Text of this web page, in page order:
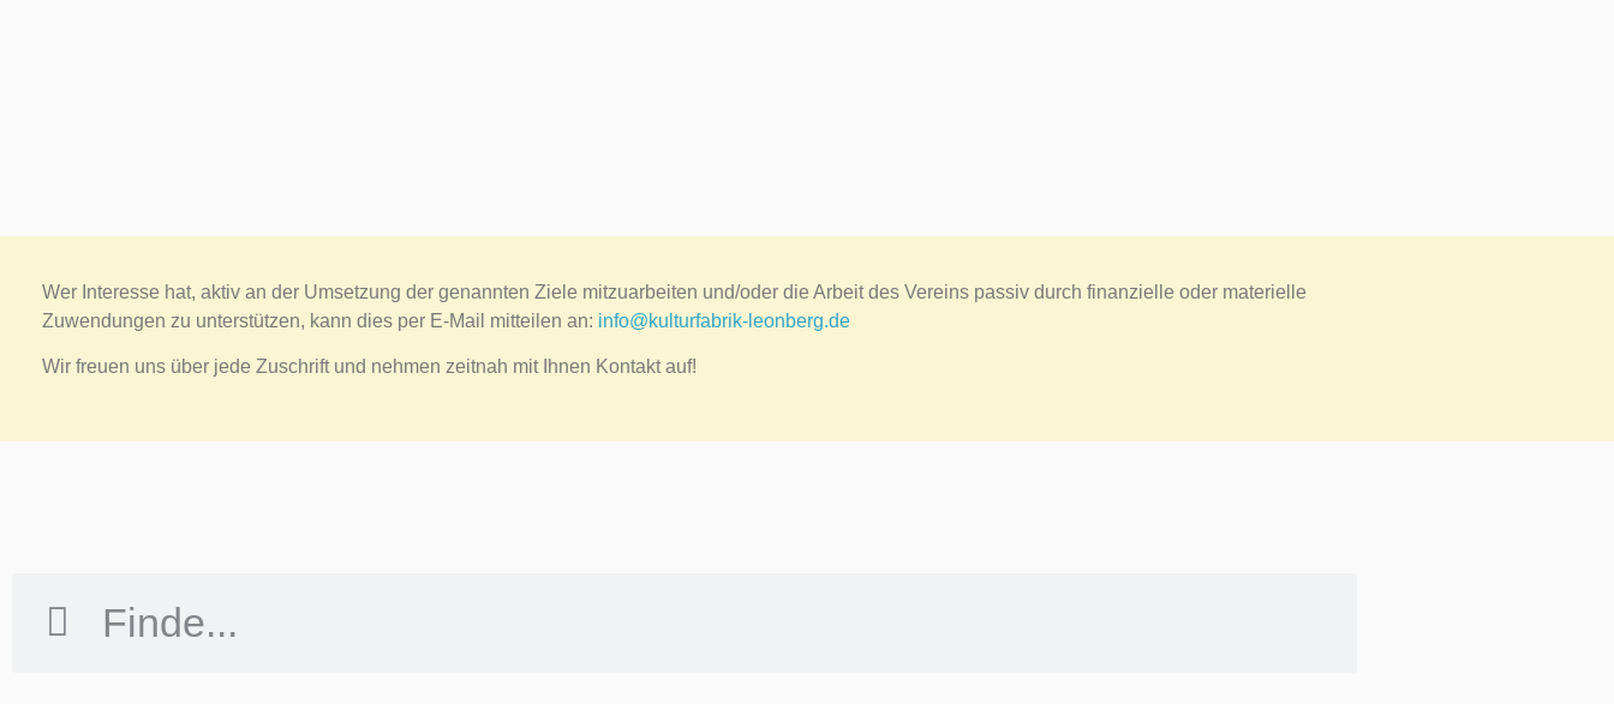
Wer Interesse hat, aktiv an der Umsetzung der genannten Ziele mitzuarbeiten und/oder die Arbeit des Vereins passiv durch finanzielle oder materielle
Zuwendungen zu unterstützen, kann dies per E-Mail mitteilen an: info@kulturfabrik-leonberg.de
Wir freuen uns über jede Zuschrift und nehmen zeitnah mit Ihnen Kontakt auf!